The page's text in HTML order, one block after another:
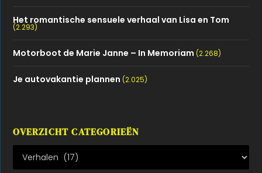
Het romantische sensuele verhaal van Lisa en Tom
(2.293)
Motorboot de Marie Janne – In Memoriam (2.268)
Je autovakantie plannen (2.025)
OVERZICHT CATEGORIEËN